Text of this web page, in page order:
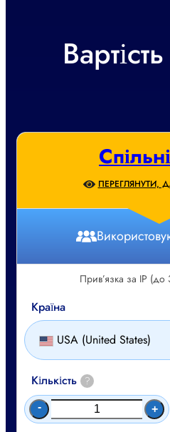
Вартість
ПЕРЕГЛЯНУТИ,
Прив’язка за IP (до
Країна
USA (United States)
Кількість ?
- +